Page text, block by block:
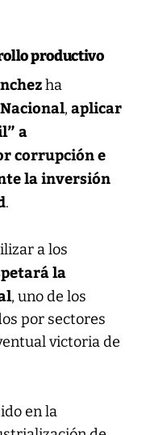
productivo
ha
, aplicar
a
corrupción e
la inversión
.
a los
la
, uno de los
por sectores
victoria de
en la